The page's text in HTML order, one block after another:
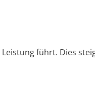
führt. Dies